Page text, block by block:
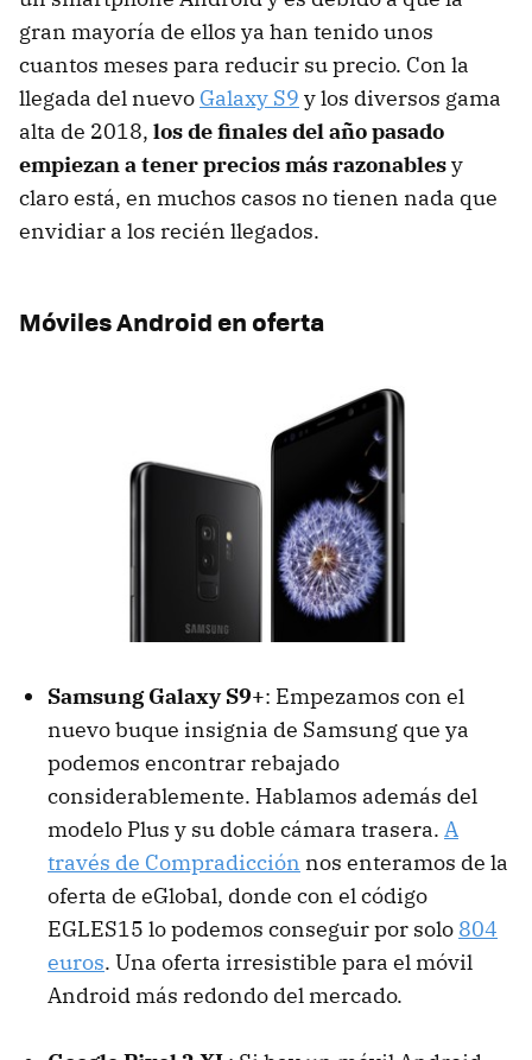
gran mayoría de ellos ya han tenido unos
cuantos meses para reducir su precio. Con la
llegada del nuevo Galaxy S9 y los diversos gama
alta de 2018, los de finales del año pasado
empiezan a tener precios más razonablesy
claro está, en muchos casos no tienen nada que
envidiar a los recién llegados.
Móviles Android en oferta
Samsung Galaxy S9+: Empezamos con el
nuevo buque insignia de Samsung que ya
podemos encontrar rebajado
considerablemente. Hablamos además del
modelo Plus y su doble cámara trasera. A
través de Compradicción nos enteramos de la
oferta de eGlobal, donde con el código
EGLES15 lo podemos conseguir por solo 804
euros. Una oferta irresistible para el móvil
Android más redondo del mercado.